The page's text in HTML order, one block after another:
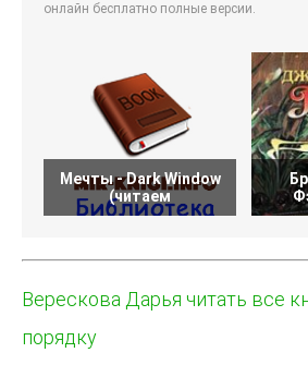
онлайн бесплатно полные версии.
Мечты - Dark Window
(читаем
Верескова Дарья читать все
порядку